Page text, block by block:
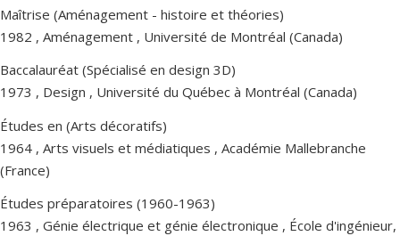
Maîtrise (Aménagement - histoire et théories)
1982 , Aménagement , Université de Montréal (Canada)
Baccalauréat (Spécialisé en design 3D)
1973 , Design , Université du Québec à Montréal (Canada)
Études en (Arts décoratifs)
1964 , Arts visuels et médiatiques , Académie Mallebranche
(France)
Études préparatoires (1960-1963)
1963 , Génie électrique et génie électronique , École d'ingénieur,